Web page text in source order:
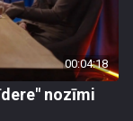
00:04:18
nozīmi